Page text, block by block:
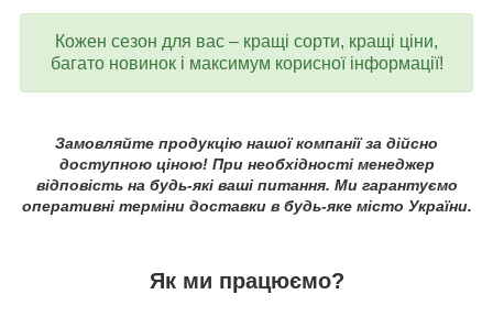
Кожен сезон для вас – кращі сорти, кращі ціни,
багато новинок і максимум корисної інформації!
Замовляйте продукцію нашої компанії за дійсно
доступною ціною! При необхідності менеджер
відповість на будь-які ваші питання. Ми гарантуємо
оперативні терміни доставки в будь-яке місто України.
Як ми працюємо?